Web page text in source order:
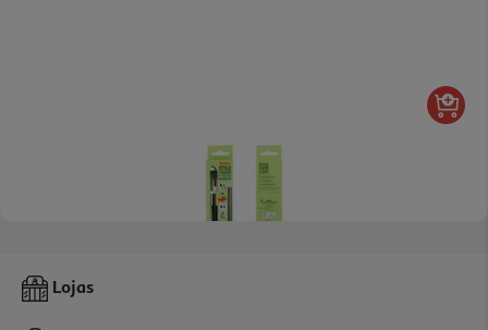
Esferográfica Retrátil Auchan Com Recarga Cores Sortidas
Lojas